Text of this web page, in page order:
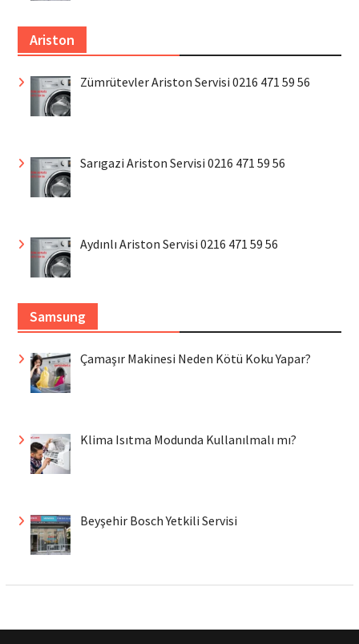
Ariston
Zümrütevler Ariston Servisi 0216 471 59 56
Sarıgazi Ariston Servisi 0216 471 59 56
Aydınlı Ariston Servisi 0216 471 59 56
Samsung
Çamaşır Makinesi Neden Kötü Koku Yapar?
Klima Isıtma Modunda Kullanılmalı mı?
Beyşehir Bosch Yetkili Servisi